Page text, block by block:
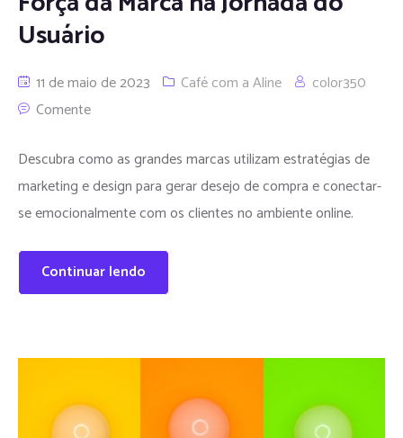
Usuário
11 de maio de 2023 Café com a Aline
color350
Comente
Descubra como as grandes marcas utilizam estratégias de
marketing e design para gerar desejo de compra e conectar-
se emocionalmente com os clientes no ambiente online.
Continuar lendo